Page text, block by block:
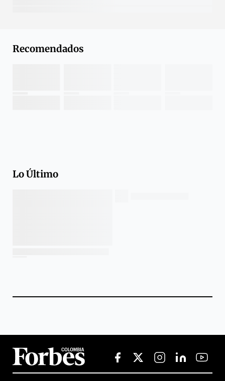
Recomendados
Lo Último